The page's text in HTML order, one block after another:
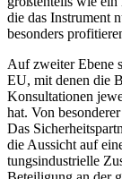
die das Instrument
besonders
Auf zweiter Ebene
EU, mit denen die
Konsultationen
hat. Von
Das
die Aussicht auf
tungsindustrielle